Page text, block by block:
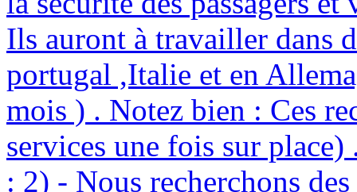
Ils auront à travailler dans
portugal ,Italie et en
mois ) . Notez bien : Ces
services une fois sur
: 2) - Nous recherchons